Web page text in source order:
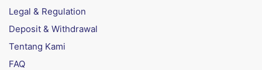
Legal & Regulation
Deposit & Withdrawal
Tentang Kami
FAQ